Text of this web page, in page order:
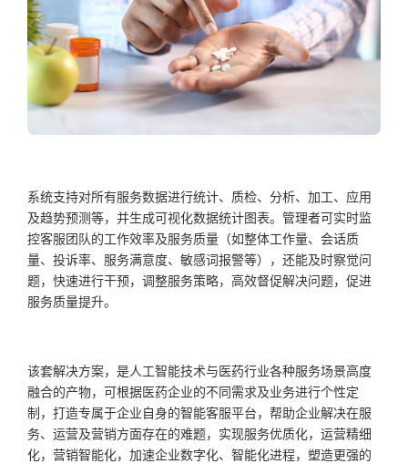
系统支持对所有服务数据进行统计、 质检、 分析、加工、应用
及趋势预测等，并生成可视化数据统计图表。管理者可实时监
控客服 团队的工作效率及服务质量（如整体工作量、会话质
量、投诉率、服务满意度、敏感词报警等），还能及时察觉问
题，快速进行干预，调整服务策略，高效督促解决问题，促进
服务质量提升。
该套解决方案，是人工智能技术与医药行业各种服务场景高度
融合的产物，可根据医药企业的不同需求及业务进行个性定
制，打造专属于企业自身的智能客服平台，帮助企业解决在服
务、运营及营销方面存在的难题，实现服务优质化，运营精细
化，营销智能化，加速企业数字化、 智能化进程，塑造更强的